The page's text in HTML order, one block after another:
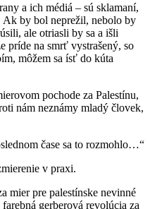
a ich médiá – sú sklamaní,
Ak by bol neprežil, nebolo by
ale otriasli by sa a išli
príde na smrť vystrašený, so
môžem sa ísť do kúta
pochode za Palestínu,
nám neznámy mladý človek,
čase sa to rozmohlo…“
v praxi.
mier pre palestínske nevinné
gerberová revolúcia za